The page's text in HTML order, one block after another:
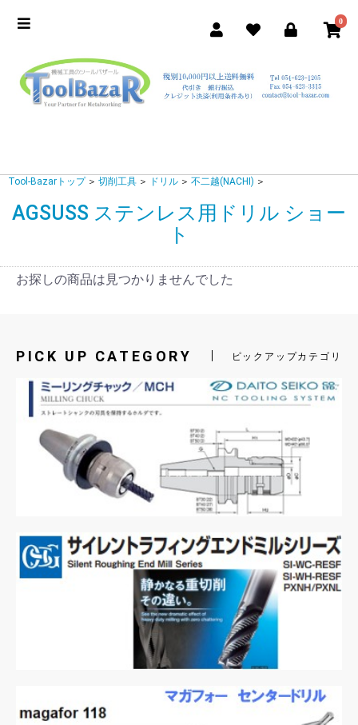
0
Tool-Bazarトップ ＞ 切削工具 ＞ ドリル ＞ 不二越(NACHI) ＞
AGSUSS ステンレス用ドリル ショー
ト
お探しの商品は見つかりませんでした
PICK UP CATEGORY ピックアップカテゴリ